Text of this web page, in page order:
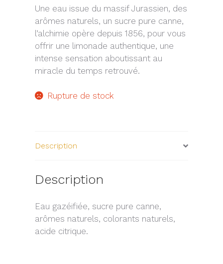
Une eau issue du massif Jurassien, des
arômes naturels, un sucre pure canne,
l’alchimie opère depuis 1856, pour vous
offrir une limonade authentique, une
intense sensation aboutissant au
miracle du temps retrouvé.
Rupture de stock
Description
Description
Eau gazéifiée, sucre pure canne,
arômes naturels, colorants naturels,
acide citrique.